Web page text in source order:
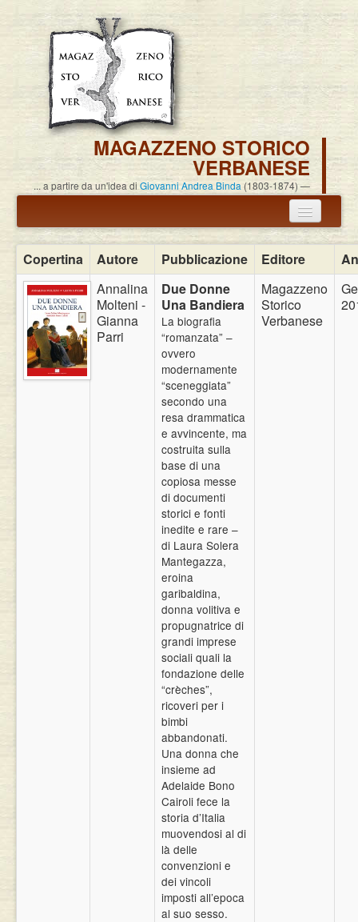
MAGAZZENO STORICO
VERBANESE
... a partire da un'idea di Giovanni Andrea Binda (1803-1874)
Annuncio termine attività
Carlo Alessandro Pisoni
Associazione
Pubblicazioni
Eventi
Copertina Autore Pubblicazione Editore
Annalina
Molteni -
Gianna
Parri
Due Donne
Una Bandiera
La biografia
“romanzata” –
ovvero
modernamente
“sceneggiata”
secondo una
resa drammatica
e avvincente, ma
costruita sulla
base di una
copiosa messe
di documenti
storici e fonti
inedite e rare –
di Laura Solera
Mantegazza,
eroina
garibaldina,
donna volitiva e
propugnatrice di
grandi imprese
sociali quali la
fondazione delle
“crèches”,
ricoveri per i
bimbi
abbandonati.
Una donna che
insieme ad
Adelaide Bono
Cairoli fece la
storia d’Italia
muovendosi al di
là delle
convenzioni e
dei vincoli
imposti all’epoca
al suo sesso.
Magazzeno
Storico
Verbanese